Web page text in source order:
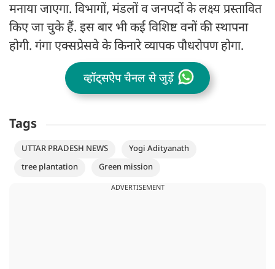
मनाया जाएगा. विभागों, मंडलों व जनपदों के लक्ष्य प्रस्तावित
किए जा चुके हैं. इस बार भी कई विशिष्ट वनों की स्थापना
होगी. गंगा एक्सप्रेसवे के किनारे व्यापक पौधरोपण होगा.
व्हॉट्सऐप चैनल से जुड़ें
Tags
UTTAR PRADESH NEWS
Yogi Adityanath
tree plantation
Green mission
ADVERTISEMENT